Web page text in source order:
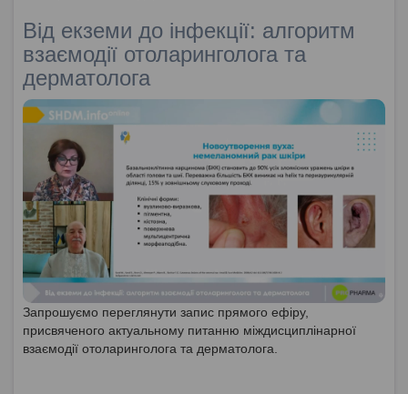
Від екземи до інфекції: алгоритм
взаємодії отоларинголога та
дерматолога
Запрошуємо переглянути запис прямого ефіру,
присвяченого актуальному питанню міждисциплінарної
взаємодії отоларинголога та дерматолога.